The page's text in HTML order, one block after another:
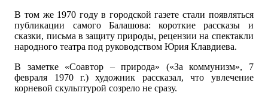
В том же 1970 году в городской газете стали появляться
публикации самого Балашова: короткие рассказы и
сказки, письма в защиту природы, рецензии на спектакли
народного театра под руководством Юрия Клавдиева.
В заметке «Соавтор – природа» («За коммунизм», 7
февраля 1970 г.) художник рассказал, что увлечение
корневой скульптурой созрело не сразу.